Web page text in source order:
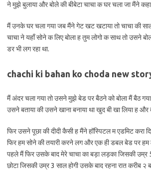
ने मुझे बुलाया और बोले की बीबेटा चाचा क घर चला जा मैंने
मैं उनके घर चला गया जब मैंने गेट खट खटाया तो चाचा की
चाचा ने यहाँ सोने क लिए बोला ह तुम लोगो क साथ तो उसने
डर भी लग रहा था.
chachi ki bahan ko choda new
मैं अंदर चला गया तो उसने मुझे बेड पर बैठने को बोला मैं बैठ गया
उसने बताया की उसने खाना बनाया था खुद बी खा लिया ह और
फिर उसने पूछा की दीदी कैसी ह मैंने हॉस्पिटल म एडमिट करा
फिर हम सोने की तयारी करने लग और एक ही डबल बेड पर हम
पहले मैं फिर उसके बाद मेरे चाचा का बड़ा लड़का जिसकी
छोटा जिसकी उम्र 3 साल होगी उसके बाद रहना रात करीब २